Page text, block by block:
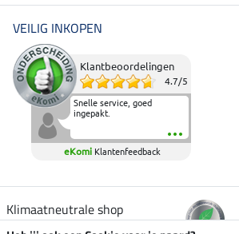
VEILIG INKOPEN
Klantbeoordelingen
4.7/5
Snelle service, goed
ingepakt.
eKomi Klantenfeedback
Klimaatneutrale shop